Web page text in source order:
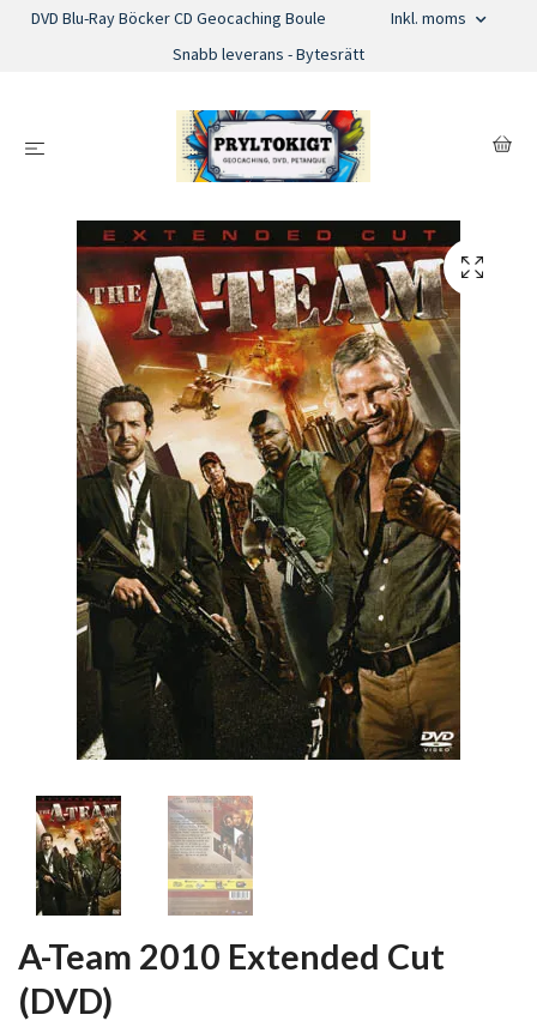
DVD Blu-Ray Böcker CD Geocaching Boule
Inkl. moms
Snabb leverans - Bytesrätt
A-Team 2010 Extended Cut
(DVD)